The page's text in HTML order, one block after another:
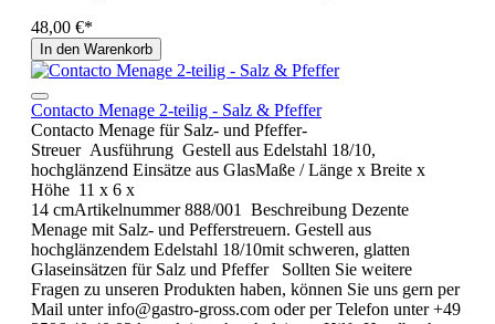
48,00 €*
In den Warenkorb
Contacto Menage 2-teilig - Salz & Pfeffer
Contacto Menage für Salz- und Pfeffer-
Streuer Ausführung Gestell aus Edelstahl 18/10,
hochglänzend Einsätze aus GlasMaße / Länge x Breite x
Höhe 11 x 6 x
14 cmArtikelnummer 888/001 Beschreibung Dezente
Menage mit Salz- und Pefferstreuern. Gestell aus
hochglänzendem Edelstahl 18/10mit schweren, glatten
Glaseinsätzen für Salz und Pfeffer Sollten Sie weitere
Fragen zu unseren Produkten haben, können Sie uns gern per
Mail unter info@gastro-gross.com oder per Telefon unter +49